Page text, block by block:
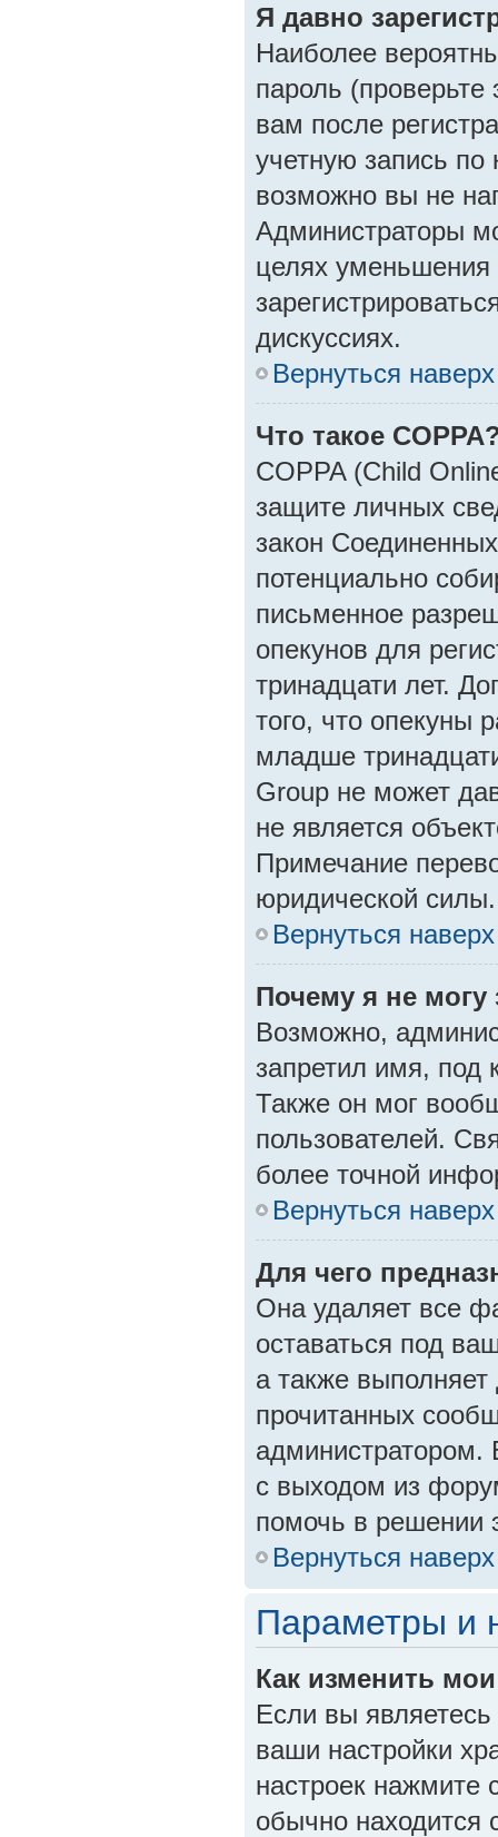
Я давно
Наиболее
пароль
вам после
учетную запись
возможно вы не
Администраторы
целях
дискуссиях.
Вернуться наверх
Что такое
COPPA (Child
защите личных
закон
потенциально
письменное
опекунов для
тринадцати лет.
того, что опекуны
младше
Group не может
не является
Примечание
юридической силы.
Вернуться наверх
Почему я не могу
Возможно,
запретил имя, под
Также он мог
пользователей.
более точной
Вернуться наверх
Для чего
Она удаляет все
оставаться под
а также выполняет
прочитанных
с выходом из
помочь в решении
Вернуться наверх
Параметры и
Как изменить
Если вы
ваши настройки
настроек нажмите
обычно находится